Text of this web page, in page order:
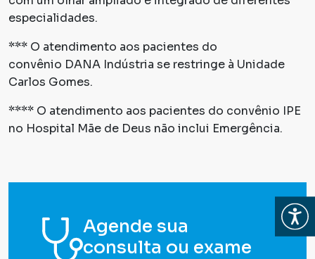
Abrir
especialidades.
*** O atendimento aos pacientes do
convênio DANA Indústria se restringe à Unidade
Carlos Gomes.
**** O atendimento aos pacientes do convênio IPE
no Hospital Mãe de Deus não inclui Emergência.
Agende sua
consulta ou exame